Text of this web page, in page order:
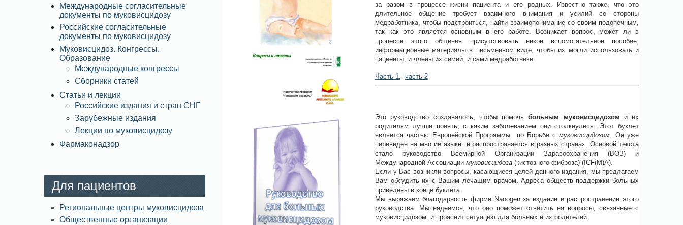
за разом в процессе жизни пациента и его родных. Известно также, что это
длительное общение требует взаимного внимания и усилий со стороны
медработника, чтобы подстроиться, найти взаимопонимание со своим подопечным,
так как это является основным в его работе. Возникает вопрос, может ли в
процессе этого общения присутствовать некое вспомогательное пособие,
информационные материалы в письменном виде, чтобы их могли использовать и
пациенты, и члены их семей, и сами медработники.
Часть 1, часть 2
Это руководство создавалось, чтобы помочьбольным муковисцидозом и их
родителям лучше понять, с каким заболеванием они столкнулись. Этот буклет
является частью Европейской Программы по Борьбе смуковисцидозом. Он уже
переведен на многие языки и распространяется в разных странах. Основой текста
стало руководство Всемирной Организации Здравоохранения (ВОЗ) и
Международной Ассоциации муковисцидоза (кистозного фиброза) (ICF(M)A).
Если у Вас возникли вопросы, касающиеся целей данного издания, мы предлагаем
Вам обсудить их с Вашим лечащим врачом. Адреса обществ поддержки больных
приведены в конце буклета.
Мы выражаем благодарность фирме Nanogen за издание и распространение этого
руководства. Мы надеемся, что оно поможет ответить на вопросы, связанные с
муковисцидозом, и прояснит ситуацию для больных и их родителей.
Международные согласительные
документы по муковисцидозу
Российские согласительные
документы по муковисцидозу
Муковисцидоз. Конгрессы.
Образование
Международные конгрессы
Сборники статей
Статьи и лекции
Российские издания и стран СНГ
Зарубежные издания
Лекции по муковисцидозу
Фармаконадзор
Для пациентов
Региональные центры муковисцидоза
Общественные организации